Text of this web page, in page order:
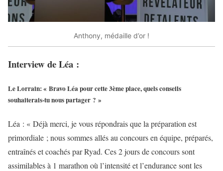
Anthony, médaille d’or !
Interview de Léa :
Le Lorrain: « Bravo Léa pour cette 3ème place, quels conseils
souhaiterais-tu nous partager ? »
Léa : « Déjà merci, je vous répondrais que la préparation est
primordiale ; nous sommes allés au concours en équipe, préparés,
entraînés et coachés par Ryad. Ces 2 jours de concours sont
assimilables à 1 marathon où l’intensité et l’endurance sont les